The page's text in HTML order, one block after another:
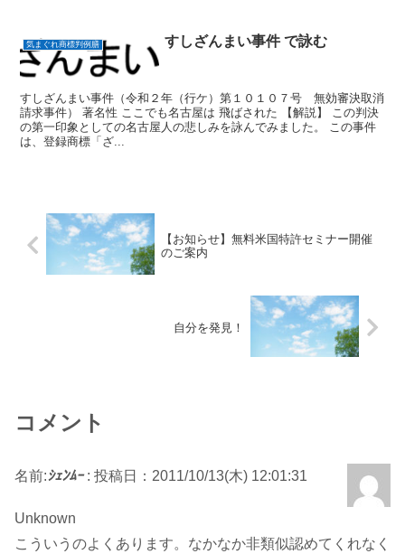
気まぐれ商標判例膳 すしざんまい事件 で詠む
すしざんまい事件（令和２年（行ケ）第１０１０７号 無効審決取消
請求事件） 著名性 ここでも名古屋は 飛ばされた 【解説】 この判決
の第一印象としての名古屋人の悲しみを詠んでみました。 この事件
は、登録商標「ざ...
【お知らせ】無料米国特許セミナー開催
のご案内
自分を発見！
コメント
名前:ｼｪﾝﾑｰ: 投稿日：2011/10/13(木) 12:01:31
Unknown
こういうのよくあります。なかなか非類似認めてくれなく